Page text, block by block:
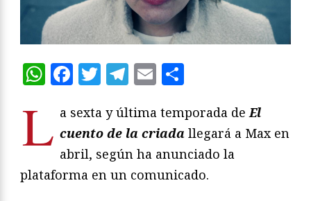
WhatsApp
Facebook
Twitter
Telegram
Email
L a sexta y última temporada de El
cuento de la criada llegará a Max en
abril, según ha anunciado la
plataforma en un comunicado.